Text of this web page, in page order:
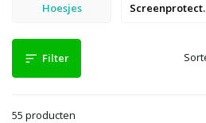
Hoesjes
Filter
55 producten